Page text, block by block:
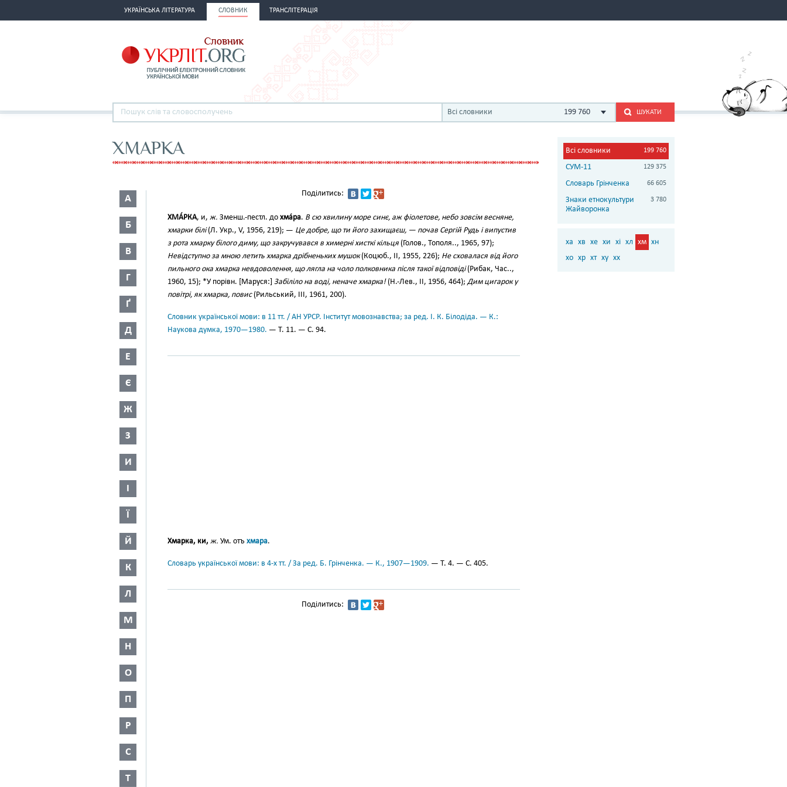
УКРАЇНСЬКА ЛІТЕРАТУРА СЛОВНИК ТРАНСЛІТЕРАЦІЯ
Всі словники 199 760 ШУКАТИ
ХМАРКА
А
Б
В
Г
Ґ
Д
Е
Є
Ж
З
И
І
Ї
Й
К
Л
М
Н
О
П
Р
С
Т
Поділитись:
ХМА́РКА, и, ж. Зменш.-пестл. до хма́ра. В сю хвилину море синє, аж фіолетове, небо зовсім весняне,
хмарки білі(Л. Укр., V, 1956, 219); — Це добре, що ти його захищаєш, — почав Сергій Рудь і випустив
з рота хмарку білого диму, що закручувався в химерні хисткі кільця (Голов., Тополя.., 1965, 97);
Невідступно за мною летить хмарка дрібненьких мушок(Коцюб., II, 1955, 226); Не сховалася від його
пильного ока хмарка невдоволення, що лягла на чоло полковника після такої відповіді(Рибак, Час..,
1960, 15); *У порівн. [Маруся:] Забіліло на воді, неначе хмарка!(Н.-Лев., II, 1956, 464);Дим цигарок у
повітрі, як хмарка, повис(Рильський, III, 1961, 200).
Словник української мови: в 11 тт. / АН УРСР. Інститут мовознавства; за ред. І. К. Білодіда. — К.:
Наукова думка, 1970—1980. — Т. 11. — С. 94.
Хмарка, ки, ж. Ум. отъ хмара.
Словарь української мови: в 4-х тт. / За ред. Б. Грінченка. — К., 1907—1909. — Т. 4. — С. 405.
Поділитись:
Всі словники 199 760
СУМ-11 129 375
Словарь Грінченка 66 605
Знаки етнокультури
Жайворонка
3 780
ха хв хе хи хі хл хм хн
хо хр хт ху хх